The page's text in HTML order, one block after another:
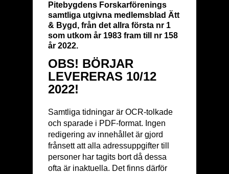
Pitebygdens Forskarförenings
samtliga utgivna medlemsblad Ätt
& Bygd, från det allra första nr 1
som utkom år 1983 fram till nr 158
år 2022.
OBS! BÖRJAR
LEVERERAS 10/12
2022!
Samtliga tidningar är OCR-tolkade
och sparade i PDF-format. Ingen
redigering av innehållet är gjord
frånsett att alla adressuppgifter till
personer har tagits bort då dessa
ofta är inaktuella. Det finns därför